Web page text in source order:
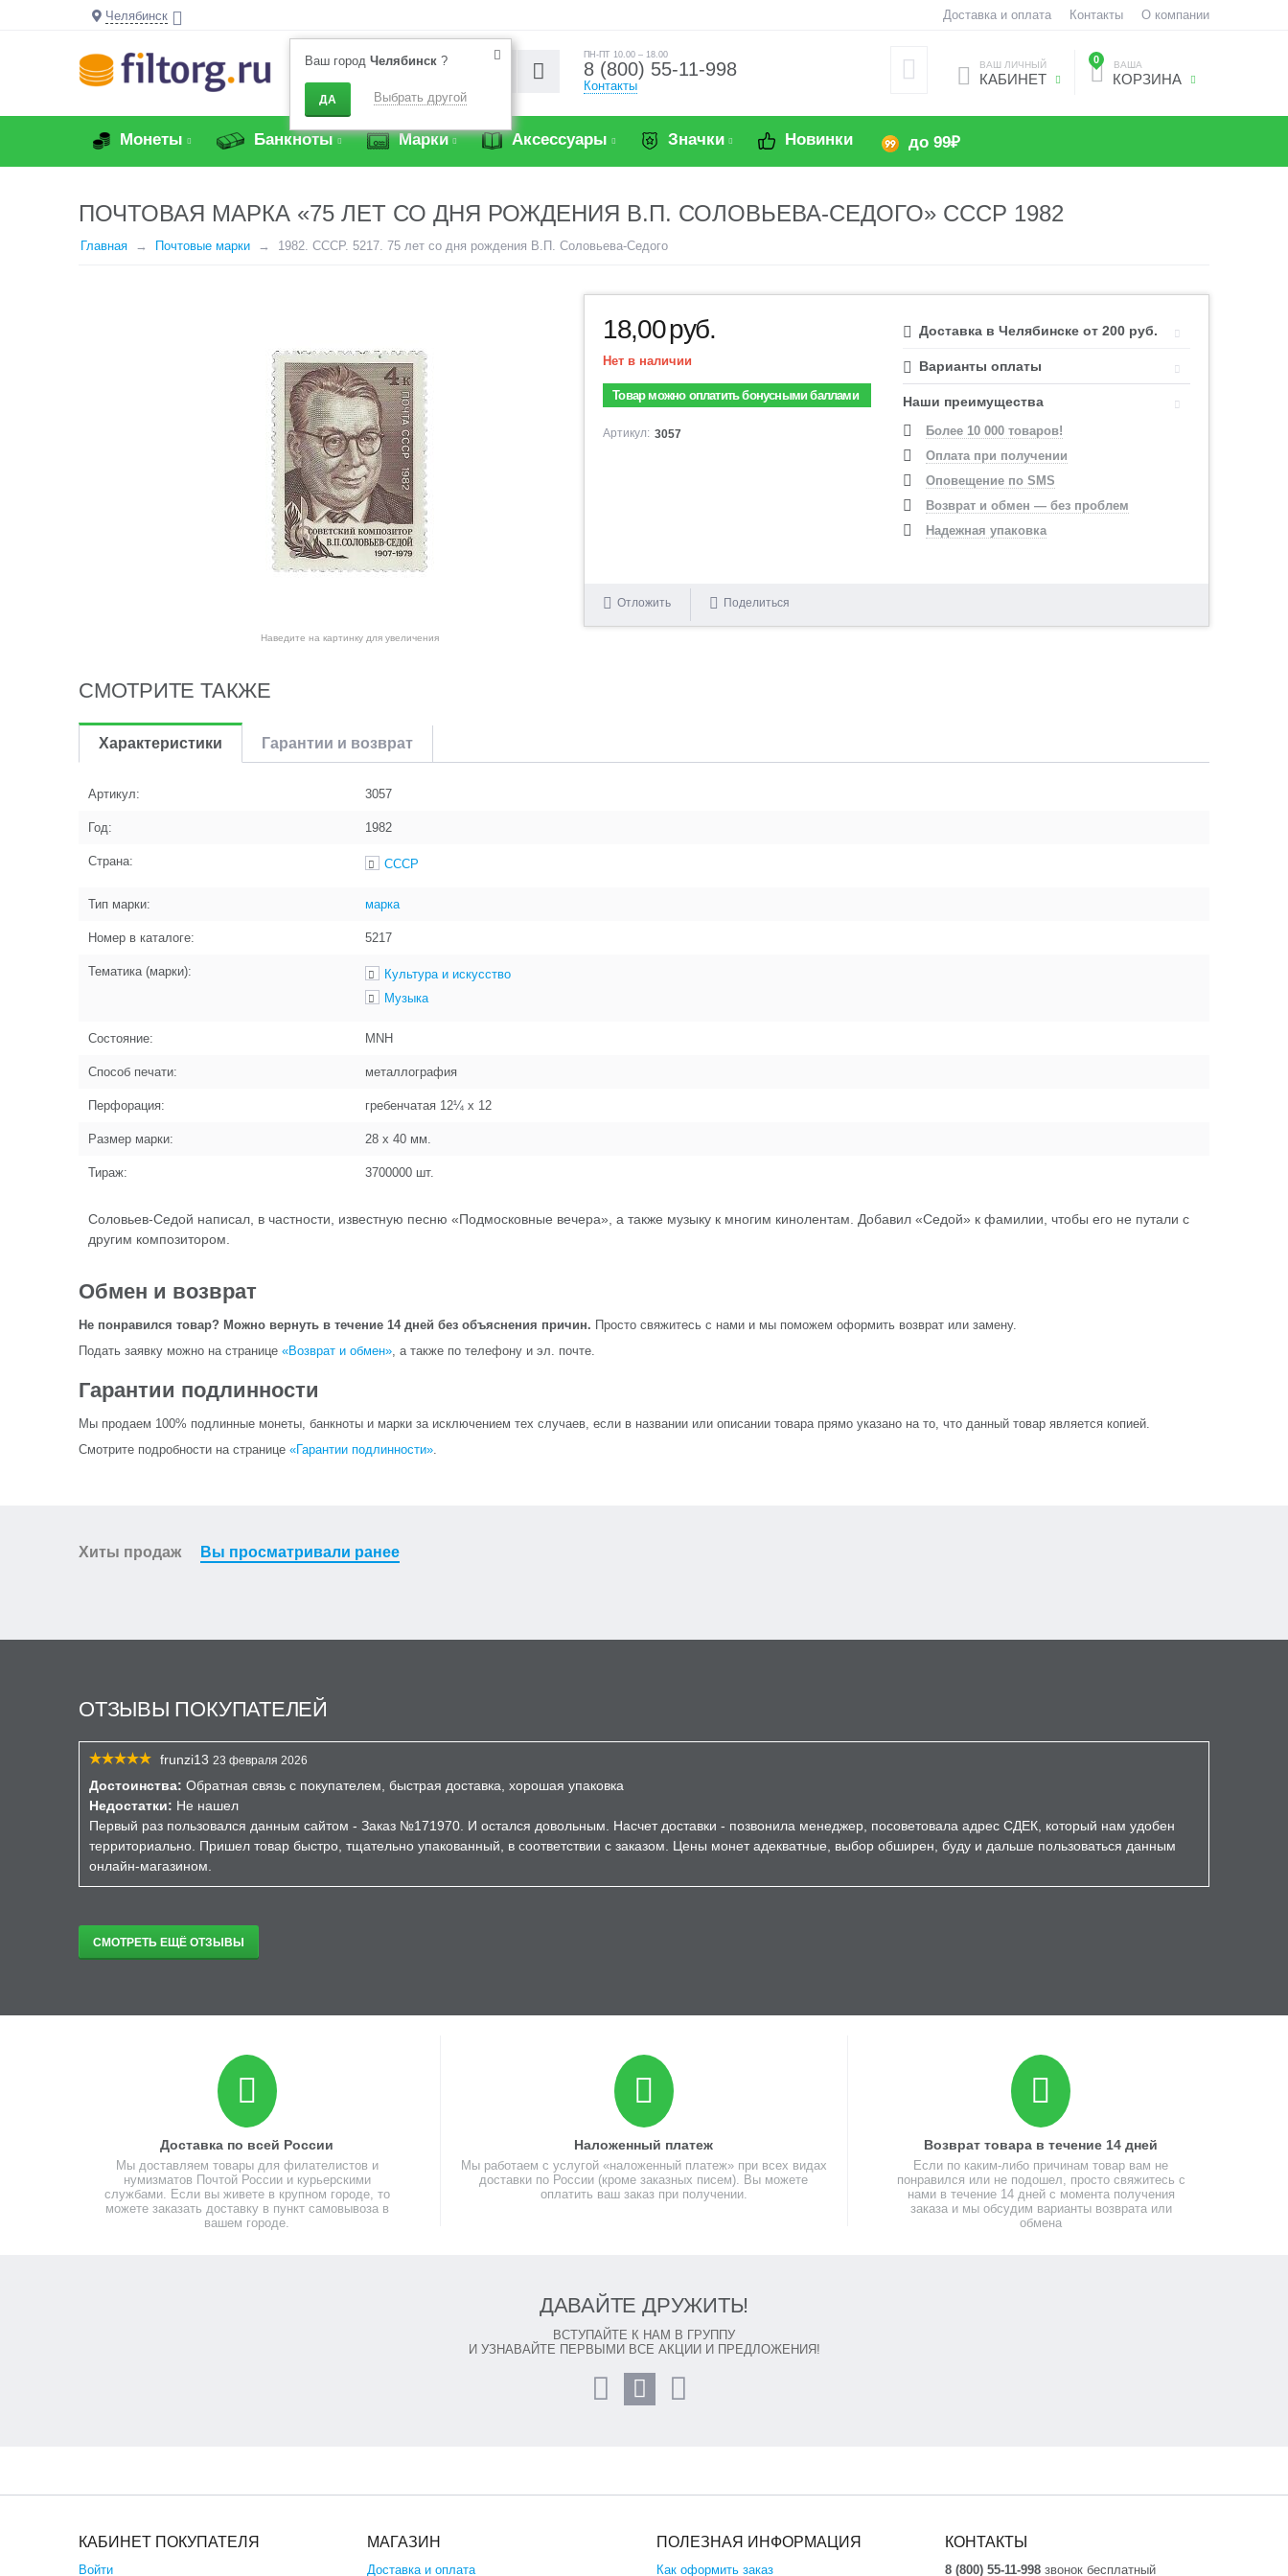
Челябинск
Ваш город Челябинск ?
ДА Выбрать другой
Доставка и оплата Контакты О компании
ПН-ПТ 10.00 – 18.00
8 (800) 55-11-998
Контакты
0 ВАША
КОРЗИНА
ВАШ ЛИЧНЫЙ
КАБИНЕТ
Монеты Банкноты Марки Аксессуары Значки Новинки до 99₽
ПОЧТОВАЯ МАРКА «75 ЛЕТ СО ДНЯ РОЖДЕНИЯ В.П. СОЛОВЬЕВА-СЕДОГО» СССР 1982
Главная Почтовые марки 1982. СССР. 5217. 75 лет со дня рождения В.П. Соловьева-Седого
Наведите на картинку для увеличения
18,00руб.
Нет в наличии
Товар можно оплатить бонусными баллами
Артикул: 3057
Доставка в Челябинске от 200 руб.
Варианты оплаты
Наши преимущества
Более 10 000 товаров!
Оплата при получении
Оповещение по SMS
Возврат и обмен — без проблем
Надежная упаковка
Отложить Поделиться
СМОТРИТЕ ТАКЖЕ
Характеристики Гарантии и возврат
Артикул: 3057
Год: 1982
Страна: СССР
Тип марки: марка
Номер в каталоге: 5217
Тематика (марки):
Культура и искусство
Музыка
Состояние: MNH
Способ печати: металлография
Перфорация: гребенчатая 12¼ x 12
Размер марки: 28 x 40 мм.
Тираж: 3700000 шт.
Соловьев-Седой написал, в частности, известную песню «Подмосковные вечера», а также музыку к многим кинолентам. Добавил «Седой» к фамилии, чтобы его не путали с
другим композитором.
Обмен и возврат
Не понравился товар? Можно вернуть в течение 14 дней без объяснения причин. Просто свяжитесь с нами и мы поможем оформить возврат или замену.
Подать заявку можно на странице «Возврат и обмен», а также по телефону и эл. почте.
Гарантии подлинности
Мы продаем 100% подлинные монеты, банкноты и марки за исключением тех случаев, если в названии или описании товара прямо указано на то, что данный товар является копией.
Смотрите подробности на странице «Гарантии подлинности».
Хиты продаж Вы просматривали ранее
ОТЗЫВЫ ПОКУПАТЕЛЕЙ
frunzi13 23 февраля 2026
Достоинства: Обратная связь с покупателем, быстрая доставка, хорошая упаковка
Недостатки: Не нашел
Первый раз пользовался данным сайтом - Заказ №171970. И остался довольным. Насчет доставки - позвонила менеджер, посоветовала адрес СДЕК, который нам удобен
территориально. Пришел товар быстро, тщательно упакованный, в соответствии с заказом. Цены монет адекватные, выбор обширен, буду и дальше пользоваться данным
онлайн-магазином.
СМОТРЕТЬ ЕЩЁ ОТЗЫВЫ
Доставка по всей России
Мы доставляем товары для филателистов и
нумизматов Почтой России и курьерскими
службами. Если вы живете в крупном городе, то
можете заказать доставку в пункт самовывоза в
вашем городе.
Наложенный платеж
Мы работаем с услугой «наложенный платеж» при всех видах
доставки по России (кроме заказных писем). Вы можете
оплатить ваш заказ при получении.
Возврат товара в течение 14 дней
Если по каким-либо причинам товар вам не
понравился или не подошел, просто свяжитесь с
нами в течение 14 дней с момента получения
заказа и мы обсудим варианты возврата или
обмена
ДАВАЙТЕ ДРУЖИТЬ!
ВСТУПАЙТЕ К НАМ В ГРУППУ
И УЗНАВАЙТЕ ПЕРВЫМИ ВСЕ АКЦИИ И ПРЕДЛОЖЕНИЯ!
КАБИНЕТ ПОКУПАТЕЛЯ
Войти
МАГАЗИН
Доставка и оплата
ПОЛЕЗНАЯ ИНФОРМАЦИЯ
Как оформить заказ
КОНТАКТЫ
8 (800) 55-11-998звонок бесплатный